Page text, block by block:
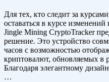
Для тех, кто следит за
оставаться в курсе
Jingle Mining CryptoTracker
решение. Это устройство
часов с возможностью
криптовалют, обновляемых в
Благодаря элегантному
…